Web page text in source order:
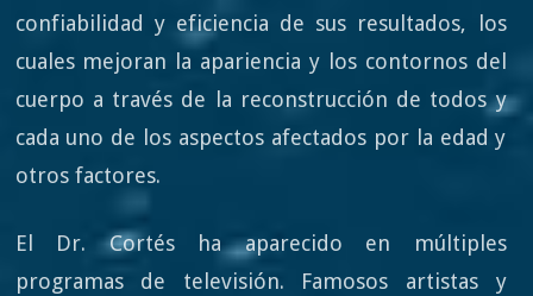
confiabilidad y eficiencia de sus resultados, los
cuales mejoran la apariencia y los contornos del
cuerpo a través de la reconstrucción de todos y
cada uno de los aspectos afectados por la edad y
otros factores.
El Dr. Cortés ha aparecido en múltiples
programas de televisión. Famosos artistas y